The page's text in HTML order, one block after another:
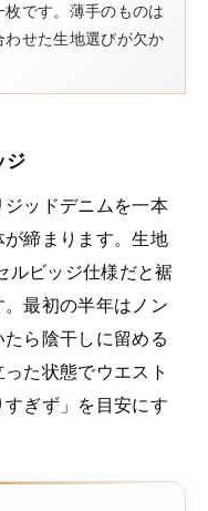
です。薄手のものは
せた生地選びが欠か
ジ
ッドデニムを一本
締まります。生地
ルビッジ仕様だと裾
最初の半年はノン
ら陰干しに留める
た状態でウエスト
ぎず」を目安にす